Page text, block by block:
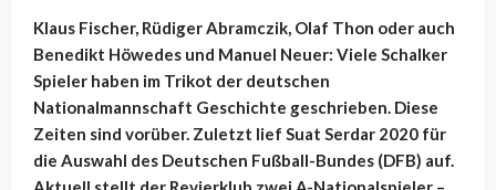
Klaus Fischer, Rüdiger Abramczik, Olaf Thon oder auch
Benedikt Höwedes und Manuel Neuer: Viele Schalker
Spieler haben im Trikot der deutschen
Nationalmannschaft Geschichte geschrieben. Diese
Zeiten sind vorüber. Zuletzt lief Suat Serdar 2020 für
die Auswahl des Deutschen Fußball-Bundes (DFB) auf.